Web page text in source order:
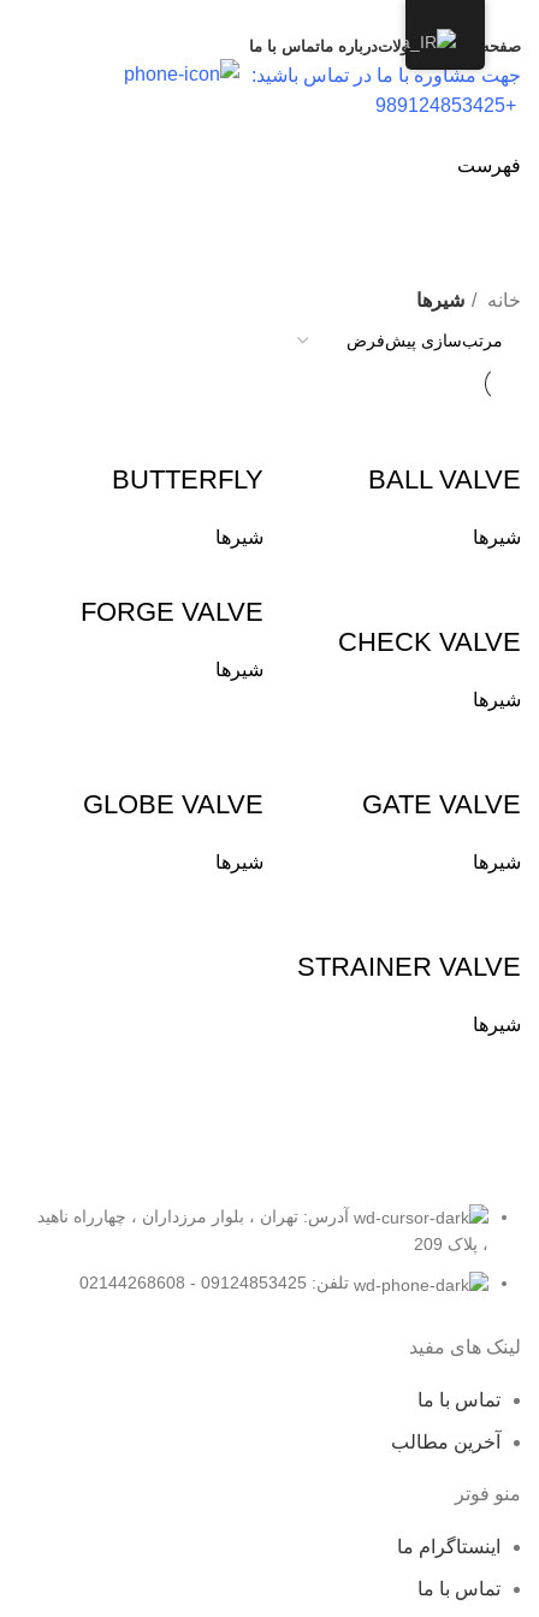
صفحه اصلیمحصولاتدرباره ماتماس با ما
جهت مشاوره با ما در تماس باشید:
+989124853425
فهرست
خانه شیرها
BALL VALVE
شیرها
BUTTERFLY
شیرها
CHECK VALVE
شیرها
FORGE VALVE
شیرها
GATE VALVE
شیرها
GLOBE VALVE
شیرها
STRAINER VALVE
شیرها
آدرس: تهران ، بلوار مرزداران ، چهارراه ناهید
، پلاک 209
تلفن: 09124853425 - 02144268608
لینک های مفید
تماس با ما
آخرین مطالب
منو فوتر
اینستاگرام ما
تماس با ما